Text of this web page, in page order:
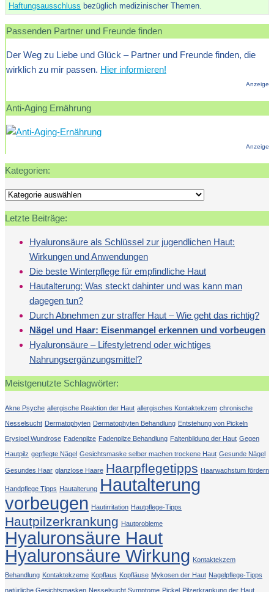
Haftungsausschluss bezüglich medizinischer Themen.
Passenden Partner und Freunde finden
Der Weg zu Liebe und Glück – Partner und Freunde finden, die
wirklich zu mir passen. Hier informieren!
Anzeige
Anti-Aging Ernährung
Anzeige
Kategorien:
Kategorien:
Letzte Beiträge:
Hyaluronsäure als Schlüssel zur jugendlichen Haut:
Wirkungen und Anwendungen
Die beste Winterpflege für empfindliche Haut
Hautalterung: Was steckt dahinter und was kann man
dagegen tun?
Durch Abnehmen zur straffer Haut – Wie geht das richtig?
Nägel und Haar: Eisenmangel erkennen und vorbeugen
Hyaluronsäure – Lifestyletrend oder wichtiges
Nahrungsergänzungsmittel?
Meistgenutzte Schlagwörter:
Akne Psyche allergische Reaktion der Haut allergisches Kontaktekzem chronische
Nesselsucht Dermatophyten Dermatophyten Behandlung Entstehung von Pickeln
Erysipel Wundrose Fadenpilze Fadenpilze Behandlung Faltenbildung der Haut Gegen
Hautpilz gepflegte Nägel Gesichtsmaske selber machen trockene Haut Gesunde Nägel
Gesundes Haar glanzlose Haare Haarpflegetipps Haarwachstum fördern
Handpflege Tipps Hautalterung Hautalterung
vorbeugen Hautirritation Hautpflege-Tipps
Hautpilzerkrankung Hautprobleme
Hyaluronsäure Haut
Hyaluronsäure Wirkung Kontaktekzem
Behandlung Kontaktekzeme Kopflaus Kopfläuse Mykosen der Haut Nagelpflege-Tipps
natürliche Gesichtsmasken Nesselsucht Symptome Pickel Pilzerkrankung der Haut